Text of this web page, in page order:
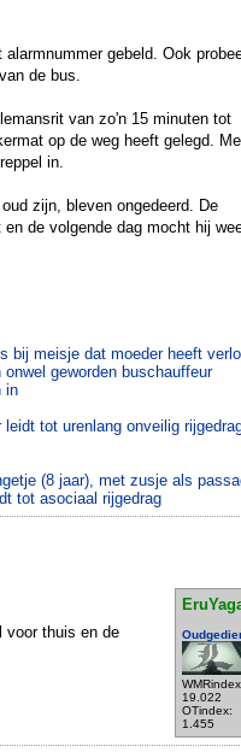
gebeld. Ook
de bus.
van zo'n 15 minuten tot
op de weg heeft gelegd.
in.
zijn, bleven ongedeerd. De
de volgende dag mocht hij
bij meisje dat moeder heeft
geworden buschauffeur
in
tot urenlang onveilig
(8 jaar), met zusje als
tot asociaal rijgedrag
19.022
OTindex:
1.455
voor thuis en de